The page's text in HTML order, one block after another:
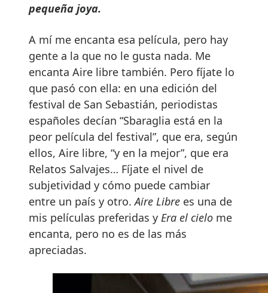
pequeña joya.
A mí me encanta esa película, pero hay
gente a la que no le gusta nada. Me
encanta Aire libre también. Pero fíjate lo
que pasó con ella: en una edición del
festival de San Sebastián, periodistas
españoles decían “Sbaraglia está en la
peor película del festival”, que era, según
ellos, Aire libre, “y en la mejor”, que era
Relatos Salvajes… Fíjate el nivel de
subjetividad y cómo puede cambiar
entre un país y otro.Aire Libre es una de
mis películas preferidas y Era el cielo me
encanta, pero no es de las más
apreciadas.